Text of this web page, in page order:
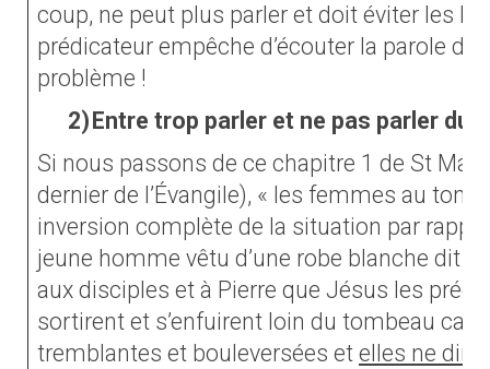
coup, ne peut plus parler et doit éviter les
prédicateur empêche d’écouter la parole de
problème !
2)Entre trop parler et ne pas parler du
Si nous passons de ce chapitre 1 de St
dernier de l’Évangile), « les femmes au
inversion complète de la situation par
jeune homme vêtu d’une robe blanche dit
aux disciples et à Pierre que Jésus les
sortirent et s’enfuirent loin du tombeau car
tremblantes et bouleversées et elles ne